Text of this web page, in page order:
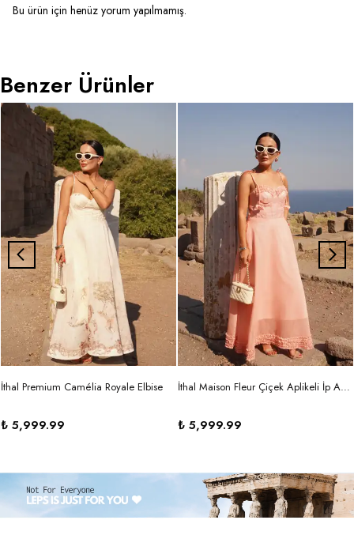
Bu ürün için henüz yorum yapılmamış.
Benzer Ürünler
İthal Premium Camélia Royale Elbise
₺ 5,999.99
İthal Maison Fleur Çiçek Aplikeli İp Askılı Maxi Elbise
₺ 5,999.99